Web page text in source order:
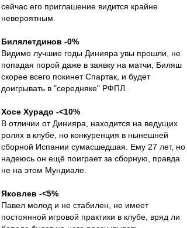
сейчас его приглашение видится крайне
невероятным.
Билялетдинов -0%
Видимо лучшие годы Динияра увы прошли, не
попадая порой даже в заявку на матчи, Биляш
скорее всего покинет Спартак, и будет
доигрывать в "середняке" РФПЛ.
Хосе Хурадо -<10%
В отличии от Динияра, находится на ведущих
ролях в клубе, но конкуренция в нынешней
сборной Испании сумасшедшая. Ему 27 лет, но
надеюсь он ещё поиграет за сборную, правда
не на этом Мундиале.
Яковлев -<5%
Павел молод и не стабилен, не имеет
постоянной игровой практики в клубе, вряд ли